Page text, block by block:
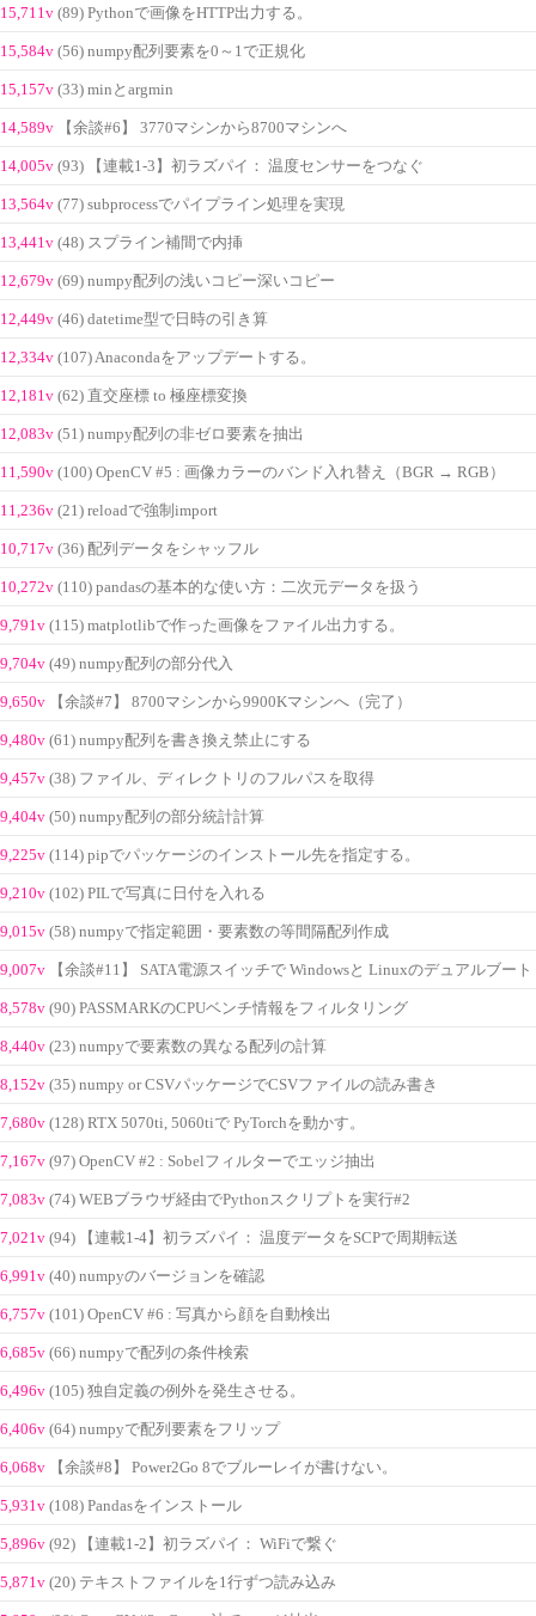
15,711v (89) Pythonで画像をHTTP出力する。
15,584v (56) numpy配列要素を0～1で正規化
15,157v (33) minとargmin
14,589v 【余談#6】 3770マシンから8700マシンへ
14,005v (93) 【連載1-3】初ラズパイ： 温度センサーをつなぐ
13,564v (77) subprocessでパイプライン処理を実現
13,441v (48) スプライン補間で内挿
12,679v (69) numpy配列の浅いコピー深いコピー
12,449v (46) datetime型で日時の引き算
12,334v (107) Anacondaをアップデートする。
12,181v (62) 直交座標 to 極座標変換
12,083v (51) numpy配列の非ゼロ要素を抽出
11,590v (100) OpenCV #5 : 画像カラーのバンド入れ替え（BGR → RGB）
11,236v (21) reloadで強制import
10,717v (36) 配列データをシャッフル
10,272v (110) pandasの基本的な使い方：二次元データを扱う
9,791v (115) matplotlibで作った画像をファイル出力する。
9,704v (49) numpy配列の部分代入
9,650v 【余談#7】 8700マシンから9900Kマシンへ（完了）
9,480v (61) numpy配列を書き換え禁止にする
9,457v (38) ファイル、ディレクトリのフルパスを取得
9,404v (50) numpy配列の部分統計計算
9,225v (114) pipでパッケージのインストール先を指定する。
9,210v (102) PILで写真に日付を入れる
9,015v (58) numpyで指定範囲・要素数の等間隔配列作成
9,007v 【余談#11】 SATA電源スイッチで Windowsと Linuxのデュアルブート
8,578v (90) PASSMARKのCPUベンチ情報をフィルタリング
8,440v (23) numpyで要素数の異なる配列の計算
8,152v (35) numpy or CSVパッケージでCSVファイルの読み書き
7,680v (128) RTX 5070ti, 5060tiで PyTorchを動かす。
7,167v (97) OpenCV #2 : Sobelフィルターでエッジ抽出
7,083v (74) WEBブラウザ経由でPythonスクリプトを実行#2
7,021v (94) 【連載1-4】初ラズパイ： 温度データをSCPで周期転送
6,991v (40) numpyのバージョンを確認
6,757v (101) OpenCV #6 : 写真から顔を自動検出
6,685v (66) numpyで配列の条件検索
6,496v (105) 独自定義の例外を発生させる。
6,406v (64) numpyで配列要素をフリップ
6,068v 【余談#8】 Power2Go 8でブルーレイが書けない。
5,931v (108) Pandasをインストール
5,896v (92) 【連載1-2】初ラズパイ： WiFiで繋ぐ
5,871v (20) テキストファイルを1行ずつ読み込み